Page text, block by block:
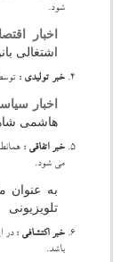
شود.
اخبار
اشتغالی
خبر تولیدی :
اخبار
هاشمی
خبر اتفاقی :
می شود.
به عنوان
تلویزیونی
خبر اکتشافی :در
باشد.